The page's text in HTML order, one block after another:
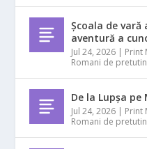
Școala de vară
aventură a
Jul 24, 2026 | Print
Romani de
De la Lupșa
Jul 24, 2026 | Print
Romani de